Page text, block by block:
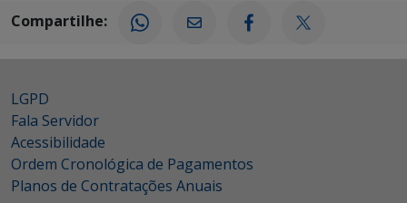
Compartilhe:
LGPD
Fala Servidor
Acessibilidade
Ordem Cronológica de Pagamentos
Planos de Contratações Anuais